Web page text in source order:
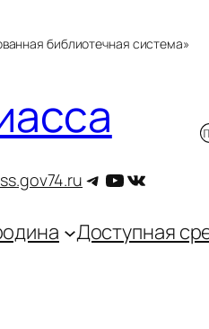
библиотечная система»
Telegram
YouTube
Доступная